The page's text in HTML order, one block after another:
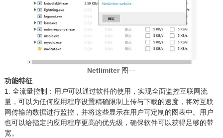
Netlimiter图一
功能特征
1. 全流量控制：用户可以通过软件的使用，实现全面监控互联网流
量，可以为任何应用程序设置精确限制上传与下载的速度，将对互联
网传输的数据进行监控，并将这些显示在用户可定制的图表中。用户
也可以给指定的应用程序更高的优先级，确保软件可以获得足够的带
宽。